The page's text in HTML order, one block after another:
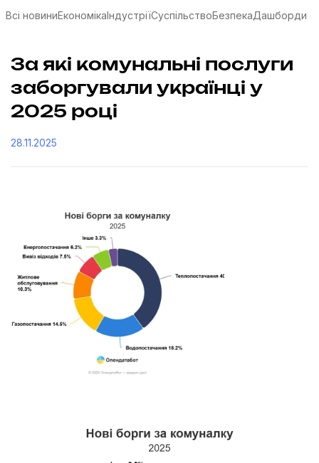
Всі новиниЕкономіка ІндустріїСуспільствоБезпекаДашборди
За які комунальні послуги
заборгували українці у
2025 році
28.11.2025